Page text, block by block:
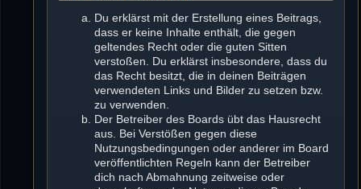
Du erklärst mit der Erstellung eines Beitrags,
dass er keine Inhalte enthält, die gegen
geltendes Recht oder die guten Sitten
verstoßen. Du erklärst insbesondere, dass du
das Recht besitzt, die in deinen Beiträgen
verwendeten Links und Bilder zu setzen bzw.
zu verwenden.
Der Betreiber des Boards übt das Hausrecht
aus. Bei Verstößen gegen diese
Nutzungsbedingungen oder anderer im Board
veröffentlichten Regeln kann der Betreiber
dich nach Abmahnung zeitweise oder